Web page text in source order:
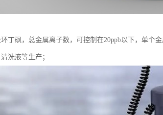
丁砜，总金属离子数，可控制在20ppb以下，单个
洗液等生产；